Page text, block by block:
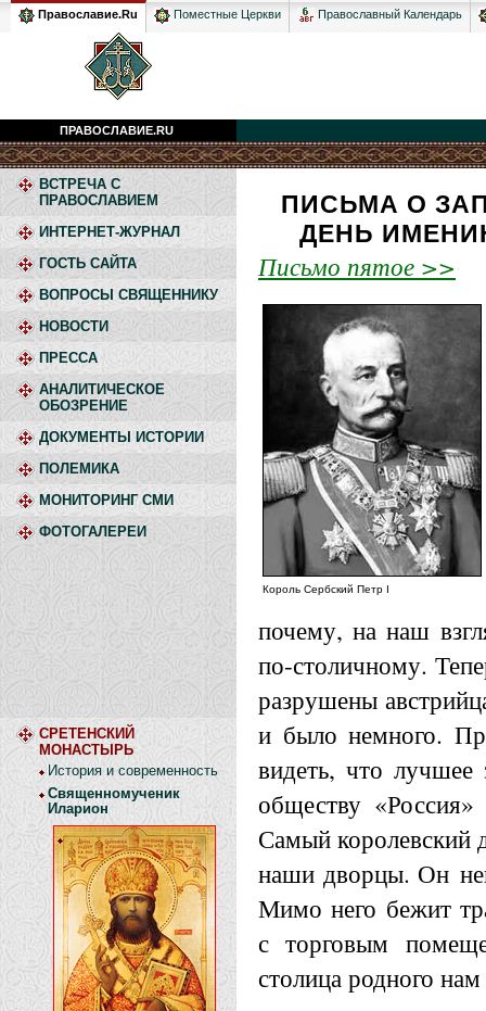
Православие.Ru Поместные Церкви Православный Календарь
ПРАВОСЛАВИЕ.RU
ВСТРЕЧА С
ПРАВОСЛАВИЕМ
ИНТЕРНЕТ-ЖУРНАЛ
ГОСТЬ САЙТА
ВОПРОСЫ СВЯЩЕННИКУ
НОВОСТИ
ПРЕССА
АНАЛИТИЧЕСКОЕ
ОБОЗРЕНИЕ
ДОКУМЕНТЫ ИСТОРИИ
ПОЛЕМИКА
МОНИТОРИНГ СМИ
ФОТОГАЛЕРЕИ
СРЕТЕНСКИЙ
МОНАСТЫРЬ
История и современность
Священномученик
Иларион
ПИСЬМА О
ДЕНЬ
Письмо пятое >>
Король Сербский Петр I
почему, на наш
по-столичному.
разрушены
и было немного.
видеть, что лучшее
обществу
Самый королевский
наши дворцы. Он
Мимо него бежит
с торговым
столица родного